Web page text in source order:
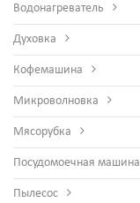
Водонагреватель
Духовка
Кофемашина
Микроволновка
Мясорубка
Посудомоечная машина
Пылесос